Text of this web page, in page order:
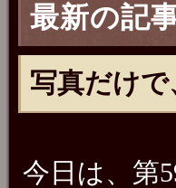
最新の記
写真だけ
今日は、第